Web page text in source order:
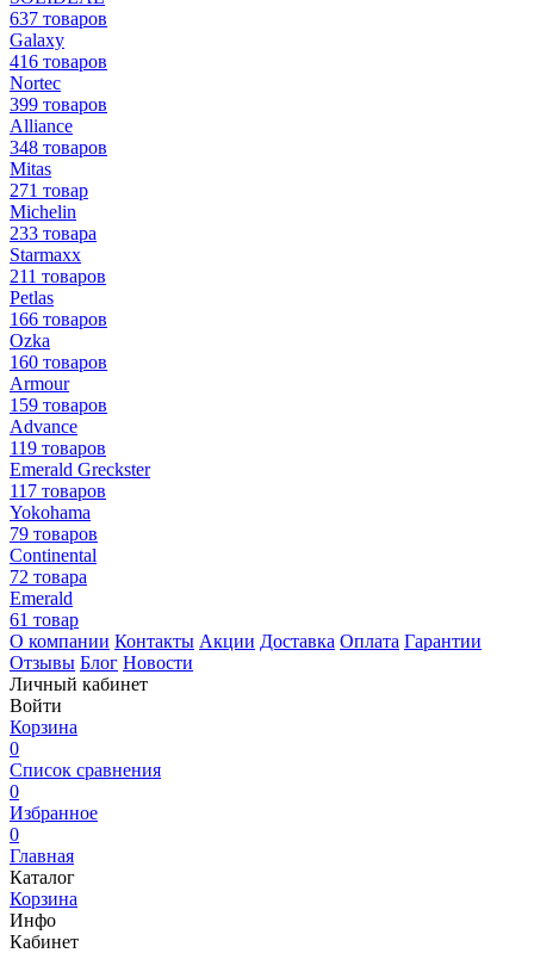
637 товаров
Galaxy
416 товаров
Nortec
399 товаров
Alliance
348 товаров
Mitas
271 товар
Michelin
233 товара
Starmaxx
211 товаров
Petlas
166 товаров
Ozka
160 товаров
Armour
159 товаров
Advance
119 товаров
Emerald Greckster
117 товаров
Yokohama
79 товаров
Continental
72 товара
Emerald
61 товар
О компании Контакты Акции Доставка Оплата Гарантии
Отзывы Блог Новости
Личный кабинет
Войти
Корзина
0
Список сравнения
0
Избранное
0
Главная
Каталог
Корзина
Инфо
Кабинет